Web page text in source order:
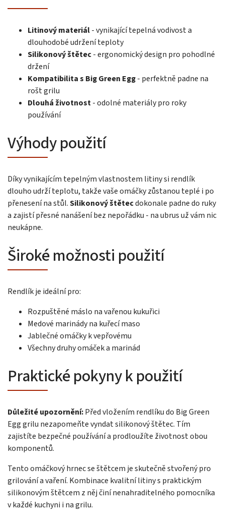
Litinový materiál- vynikající tepelná vodivost a
dlouhodobé udržení teploty
Silikonový štětec- ergonomický design pro pohodlné
držení
Kompatibilita s Big Green Egg- perfektně padne na
rošt grilu
Dlouhá životnost- odolné materiály pro roky
používání
Výhody použití
Díky vynikajícím tepelným vlastnostem litiny si rendlík
dlouho udrží teplotu, takže vaše omáčky zůstanou teplé i po
přenesení na stůl.Silikonový štětecdokonale padne do ruky
a zajistí přesné nanášení bez nepořádku - na ubrus už vám nic
neukápne.
Široké možnosti použití
Rendlík je ideální pro:
Rozpuštěné máslo na vařenou kukuřici
Medové marinády na kuřecí maso
Jablečné omáčky k vepřovému
Všechny druhy omáček a marinád
Praktické pokyny k použití
Důležité upozornění:Před vložením rendlíku do Big Green
Egg grilu nezapomeňte vyndat silikonový štětec. Tím
zajistíte bezpečné používání a prodloužíte životnost obou
komponentů.
Tento omáčkový hrnec se štětcem je skutečně stvořený pro
grilování a vaření. Kombinace kvalitní litiny s praktickým
silikonovým štětcem z něj činí nenahraditelného pomocníka
v každé kuchyni i na grilu.